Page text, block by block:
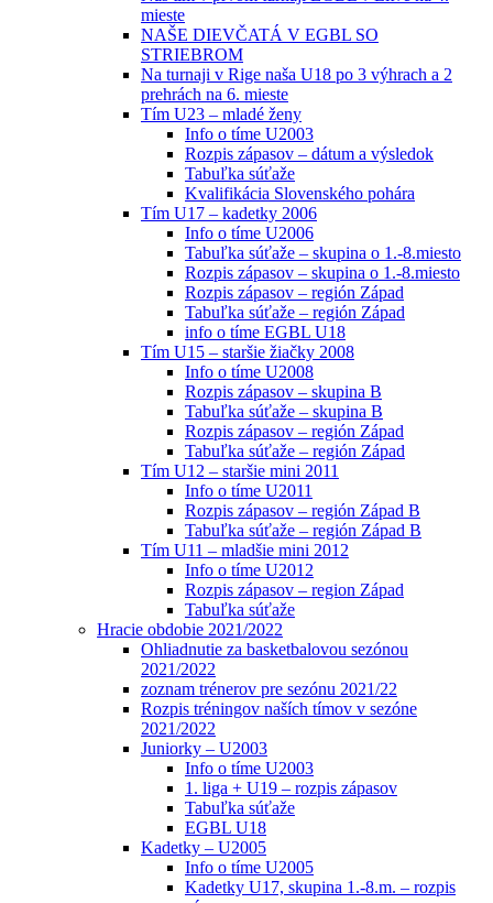
mieste
NAŠE DIEVČATÁ V EGBL SO
STRIEBROM
Na turnaji v Rige naša U18 po 3 výhrach a 2
prehrách na 6. mieste
Tím U23 – mladé ženy
Info o tíme U2003
Rozpis zápasov – dátum a výsledok
Tabuľka súťaže
Kvalifikácia Slovenského pohára
Tím U17 – kadetky 2006
Info o tíme U2006
Tabuľka súťaže – skupina o 1.-8.miesto
Rozpis zápasov – skupina o 1.-8.miesto
Rozpis zápasov – región Západ
Tabuľka súťaže – región Západ
info o tíme EGBL U18
Tím U15 – staršie žiačky 2008
Info o tíme U2008
Rozpis zápasov – skupina B
Tabuľka súťaže – skupina B
Rozpis zápasov – región Západ
Tabuľka súťaže – región Západ
Tím U12 – staršie mini 2011
Info o tíme U2011
Rozpis zápasov – región Západ B
Tabuľka súťaže – región Západ B
Tím U11 – mladšie mini 2012
Info o tíme U2012
Rozpis zápasov – region Západ
Tabuľka súťaže
Hracie obdobie 2021/2022
Ohliadnutie za basketbalovou sezónou
2021/2022
zoznam trénerov pre sezónu 2021/22
Rozpis tréningov naších tímov v sezóne
2021/2022
Juniorky – U2003
Info o tíme U2003
1. liga + U19 – rozpis zápasov
Tabuľka súťaže
EGBL U18
Kadetky – U2005
Info o tíme U2005
Kadetky U17, skupina 1.-8.m. – rozpis